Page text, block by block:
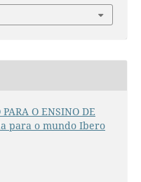
O ENSINO DE
para o mundo Ibero